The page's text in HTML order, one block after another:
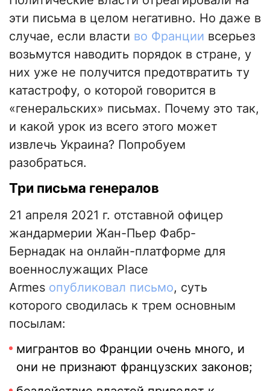
эти письма в целом негативно. Но даже в
случае, если власти во Франции всерьез
возьмутся наводить порядок в стране, у
них уже не получится предотвратить ту
катастрофу, о которой говорится в
«генеральских» письмах. Почему это так,
и какой урок из всего этого может
извлечь Украина? Попробуем
разобраться.
Три письма генералов
21 апреля 2021 г. отставной офицер
жандармерии Жан-Пьер Фабр-
Бернадак на онлайн-платформе для
военнослужащих Place
Armes опубликовал письмо, суть
которого сводилась к трем основным
посылам:
мигрантов во Франции очень много, и
они не признают французских законов;